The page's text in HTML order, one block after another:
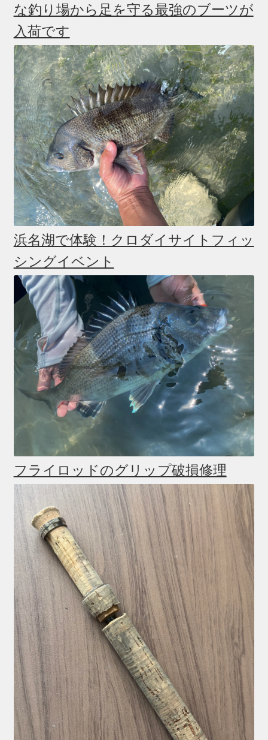
な釣り場から足を守る最強のブーツが
入荷です
浜名湖で体験！クロダイサイトフィッ
シングイベント
フライロッドのグリップ破損修理